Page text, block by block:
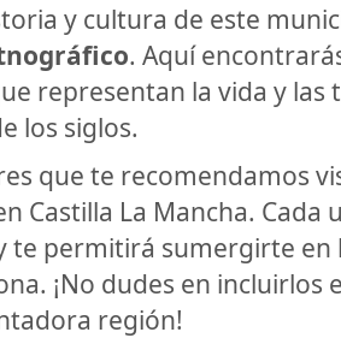
y cultura de este
. Aquí
representan la vida y las
los siglos.
que te recomendamos
Castilla La Mancha. Cada
te permitirá sumergirte en
¡No dudes en incluirlos
región!